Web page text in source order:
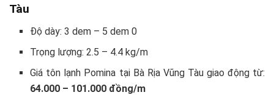
Tàu
Độ dày: 3 dem – 5 dem 0
Trọng lượng: 2.5 – 4.4 kg/m
Giá tôn lạnh Pomina tại Bà Rịa Vũng Tàu giao động từ:
64.000 – 101.000 đồng/m